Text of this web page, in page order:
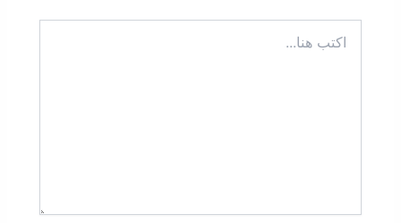
هنا...